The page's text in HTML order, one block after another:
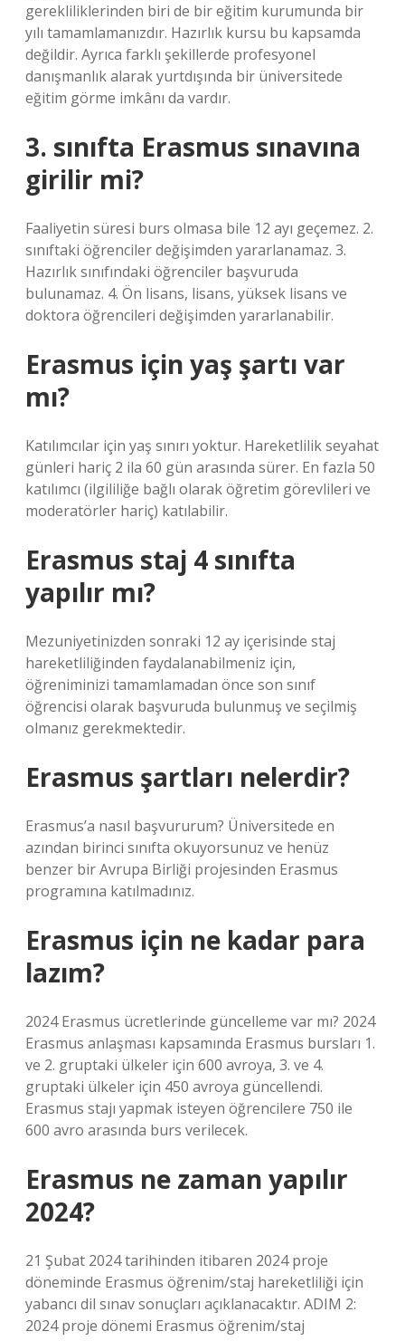
gerekliliklerinden biri de bir eğitim kurumunda bir
yılı tamamlamanızdır. Hazırlık kursu bu kapsamda
değildir. Ayrıca farklı şekillerde profesyonel
danışmanlık alarak yurtdışında bir üniversitede
eğitim görme imkânı da vardır.
3. sınıfta Erasmus sınavına
girilir mi?
Faaliyetin süresi burs olmasa bile 12 ayı geçemez. 2.
sınıftaki öğrenciler değişimden yararlanamaz. 3.
Hazırlık sınıfındaki öğrenciler başvuruda
bulunamaz. 4. Ön lisans, lisans, yüksek lisans ve
doktora öğrencileri değişimden yararlanabilir.
Erasmus için yaş şartı var
mı?
Katılımcılar için yaş sınırı yoktur. Hareketlilik seyahat
günleri hariç 2 ila 60 gün arasında sürer. En fazla 50
katılımcı (ilgililiğe bağlı olarak öğretim görevlileri ve
moderatörler hariç) katılabilir.
Erasmus staj 4 sınıfta
yapılır mı?
Mezuniyetinizden sonraki 12 ay içerisinde staj
hareketliliğinden faydalanabilmeniz için,
öğreniminizi tamamlamadan önce son sınıf
öğrencisi olarak başvuruda bulunmuş ve seçilmiş
olmanız gerekmektedir.
Erasmus şartları nelerdir?
Erasmus’a nasıl başvururum? Üniversitede en
azından birinci sınıfta okuyorsunuz ve henüz
benzer bir Avrupa Birliği projesinden Erasmus
programına katılmadınız.
Erasmus için ne kadar para
lazım?
2024 Erasmus ücretlerinde güncelleme var mı? 2024
Erasmus anlaşması kapsamında Erasmus bursları 1.
ve 2. gruptaki ülkeler için 600 avroya, 3. ve 4.
gruptaki ülkeler için 450 avroya güncellendi.
Erasmus stajı yapmak isteyen öğrencilere 750 ile
600 avro arasında burs verilecek.
Erasmus ne zaman yapılır
2024?
21 Şubat 2024 tarihinden itibaren 2024 proje
döneminde Erasmus öğrenim/staj hareketliliği için
yabancı dil sınav sonuçları açıklanacaktır. ADIM 2:
2024 proje dönemi Erasmus öğrenim/staj